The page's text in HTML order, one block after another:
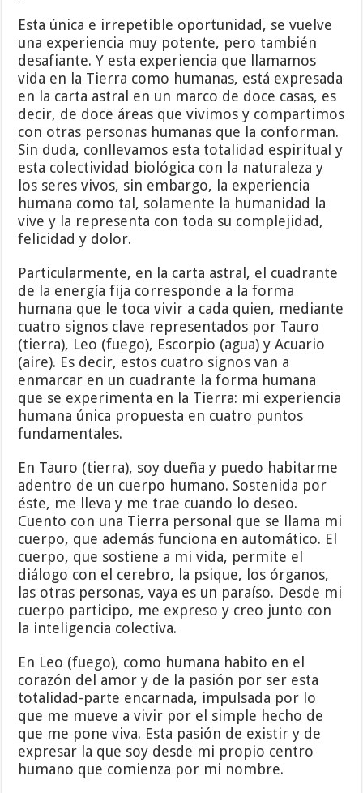
Esta única e irrepetible oportunidad, se vuelve
una experiencia muy potente, pero también
desafiante. Y esta experiencia que llamamos
vida en la Tierra como humanas, está expresada
en la carta astral en un marco de doce casas, es
decir, de doce áreas que vivimos y compartimos
con otras personas humanas que la conforman.
Sin duda, conllevamos esta totalidad espiritual y
esta colectividad biológica con la naturaleza y
los seres vivos, sin embargo, la experiencia
humana como tal, solamente la humanidad la
vive y la representa con toda su complejidad,
felicidad y dolor.
Particularmente, en la carta astral, el cuadrante
de la energía fija corresponde a la forma
humana que le toca vivir a cada quien, mediante
cuatro signos clave representados por Tauro
(tierra), Leo (fuego), Escorpio (agua) y Acuario
(aire). Es decir, estos cuatro signos van a
enmarcar en un cuadrante la forma humana
que se experimenta en la Tierra: mi experiencia
humana única propuesta en cuatro puntos
fundamentales.
En Tauro (tierra), soy dueña y puedo habitarme
adentro de un cuerpo humano. Sostenida por
éste, me lleva y me trae cuando lo deseo.
Cuento con una Tierra personal que se llama mi
cuerpo, que además funciona en automático. El
cuerpo, que sostiene a mi vida, permite el
diálogo con el cerebro, la psique, los órganos,
las otras personas, vaya es un paraíso. Desde mi
cuerpo participo, me expreso y creo junto con
la inteligencia colectiva.
En Leo (fuego), como humana habito en el
corazón del amor y de la pasión por ser esta
totalidad-parte encarnada, impulsada por lo
que me mueve a vivir por el simple hecho de
que me pone viva. Esta pasión de existir y de
expresar la que soy desde mi propio centro
humano que comienza por mi nombre.